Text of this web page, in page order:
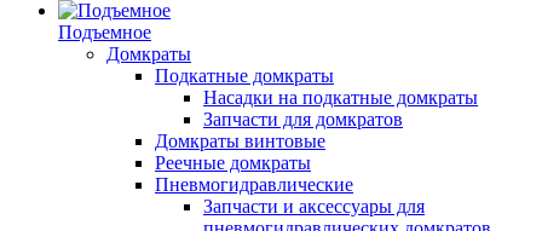
Подъемное
Домкраты
Подкатные домкраты
Насадки на подкатные домкраты
Запчасти для домкратов
Домкраты винтовые
Реечные домкраты
Пневмогидравлические
Запчасти и аксессуары для